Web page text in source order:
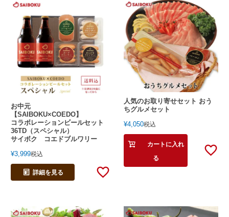
お中元
【SAIBOKU×COEDO】
コラボレーションビールセット
36TD（スペシャル）
サイボク コエドブルワリー
¥3,999税込
詳細を見る
人気のお取り寄せセット おう
ちグルメセット
¥4,050税込
カートに入れ
る